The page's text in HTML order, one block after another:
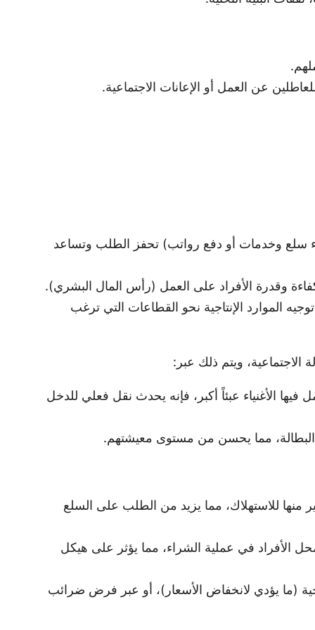
عن العمل أو الإعانات الاجتماعية.
سلع وخدمات أو دفع رواتب) تحفز الطلب وتساعد
وقدرة الأفراد على العمل (رأس المال البشري).
الموارد الإنتاجية نحو القطاعات التي ترغب
الاجتماعية، ويتم ذلك عبر:
الأغنياء عبئاً أكبر، فإنه يحدث نقل فعلي للدخل
مما يحسن من مستوى معيشتهم.
منها للاستهلاك، مما يزيد من الطلب على السلع
الأفراد في عملية الشراء، مما يؤثر على هيكل
(ما يؤدي لانخفاض الأسعار)، أو عبر فرض ضرائب